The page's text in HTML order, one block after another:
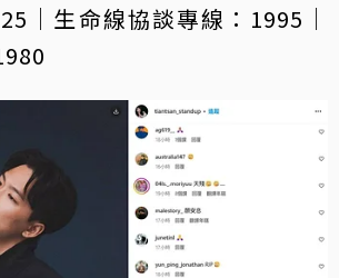
｜生命線協談專線：1995｜